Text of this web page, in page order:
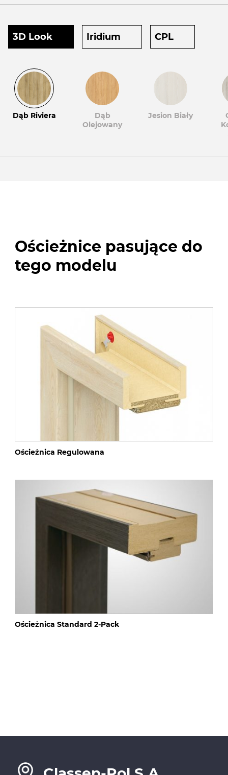
3D Look Iridium CPL
Dąb Riviera
Dąb
Olejowany
Jesion Biały
Ościeżnice pasujące do
tego modelu
Ościeżnica Regulowana
Ościeżnica Standard 2-Pack